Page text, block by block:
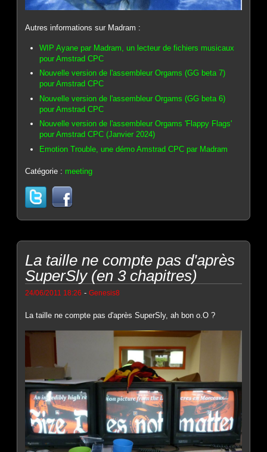
Autres informations sur Madram :
WIP Ayane par Madram, un lecteur de fichiers musicaux
pour Amstrad CPC
Nouvelle version de l'assembleur Orgams (GG beta 7)
pour Amstrad CPC
Nouvelle version de l'assembleur Orgams (GG beta 6)
pour Amstrad CPC
Nouvelle version de l'assembleur Orgams 'Flappy Flags'
pour Amstrad CPC (Janvier 2024)
Emotion Trouble, une démo Amstrad CPC par Madram
Catégorie : meeting
La taille ne compte pas d'après
SuperSly (en 3 chapitres)
24/06/2011 18:26 -Genesis8
La taille ne compte pas d'après SuperSly, ah bon o.O ?